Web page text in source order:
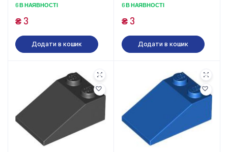
6 В НАЯВНОСТІ
₴3
Додати в кошик
6 В НАЯВНОСТІ
₴3
Додати в кошик